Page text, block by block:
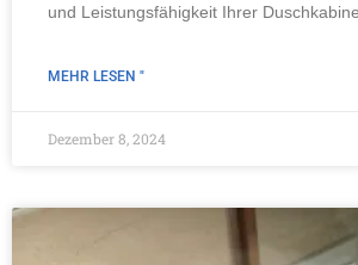
und Leistungsfähigkeit Ihrer
MEHR LESEN "
Dezember 8, 2024